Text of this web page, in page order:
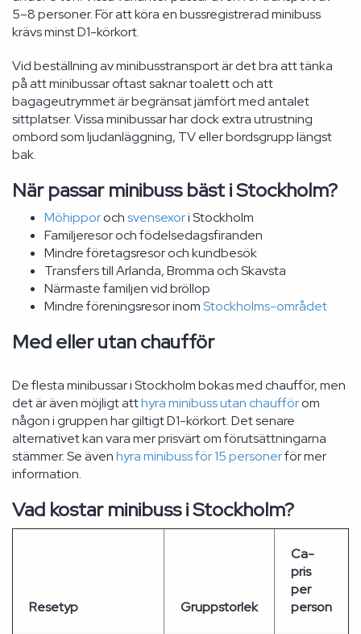
5–8 personer. För att köra en bussregistrerad minibuss
krävs minst D1-körkort.
Vid beställning av minibusstransport är det bra att tänka
på att minibussar oftast saknar toalett och att
bagageutrymmet är begränsat jämfört med antalet
sittplatser. Vissa minibussar har dock extra utrustning
ombord som ljudanläggning, TV eller bordsgrupp längst
bak.
När passar minibuss bäst i Stockholm?
Möhipporochsvensexori Stockholm
Familjeresor och födelsedagsfiranden
Mindre företagsresor och kundbesök
Transfers till Arlanda, Bromma och Skavsta
Närmaste familjen vid bröllop
Mindre föreningsresor inomStockholms-området
Med eller utan chaufför
De flesta minibussar i Stockholm bokas med chaufför, men
det är även möjligt atthyra minibuss utan chaufförom
någon i gruppen har giltigt D1-körkort. Det senare
alternativet kan vara mer prisvärt om förutsättningarna
stämmer. Se ävenhyra minibuss för 15 personerför mer
information.
Vad kostar minibuss i Stockholm?
Resetyp Gruppstorlek
Ca-
pris
per
person